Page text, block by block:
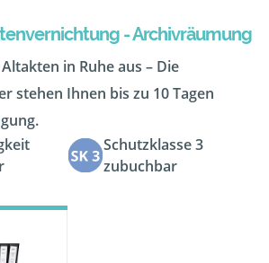
- Archivräumung
in Ruhe aus – Die
stehen Ihnen bis zu 10 Tagen
Schutzklasse 3
zubuchbar